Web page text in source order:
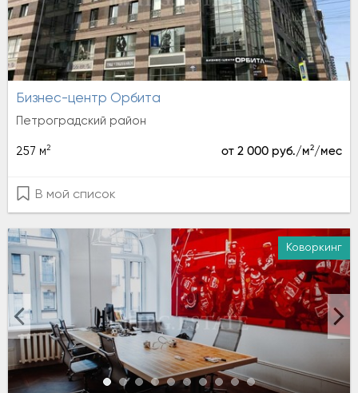
Бизнес-центр Орбита
Петроградский район
257 м2 от 2 000 руб./м2/мес
В мой список
Аренда
Коворкинг